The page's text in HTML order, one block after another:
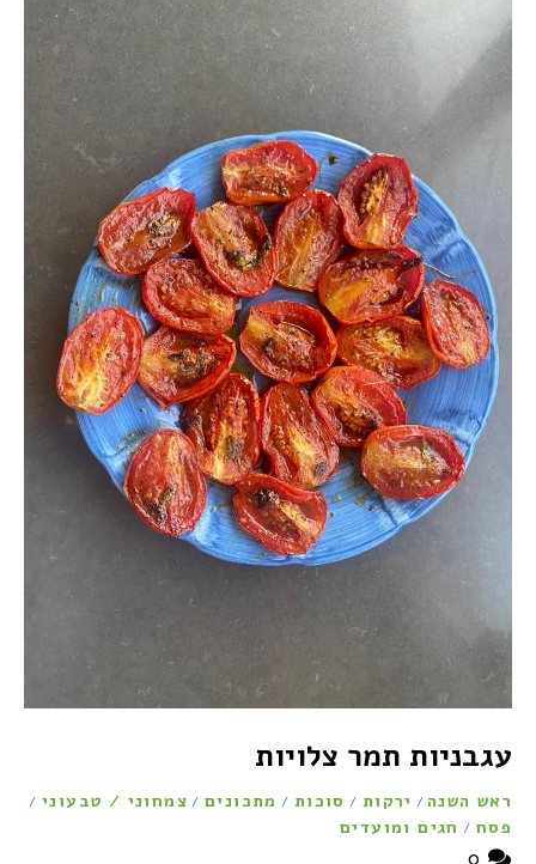
עגבניות תמר צלויות
ראש השנה / ירקות / סוכות / מתכונים / צמחוני / טבעוני /
פסח / חגים ומועדים